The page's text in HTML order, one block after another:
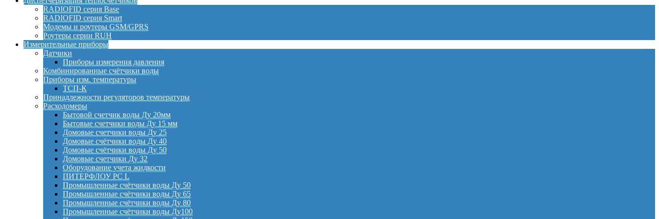
RADIOFID серия Base
RADIOFID серия Smart
Модемы и роутеры GSM/GPRS
Роутеры серии RUH
Измерительные приборы
Датчики
Приборы измерения давления
Комбинированные счётчики воды
Приборы изм. температуры
ТСП-К
Принадлежности регуляторов температуры
Расходомеры
Бытовой счетчик воды Ду 20мм
Бытовые счетчики воды Ду 15 мм
Домовые счетчики воды Ду 25
Домовые счётчики воды Ду 40
Домовые счётчики воды Ду 50
Домовые счетчики Ду 32
Оборудование учета жидкости
ПИТЕРФЛОУ РС L
Промышленные счётчики воды Ду 50
Промышленные счётчики воды Ду 65
Промышленные счётчики воды Ду 80
Промышленные счётчики воды Ду100